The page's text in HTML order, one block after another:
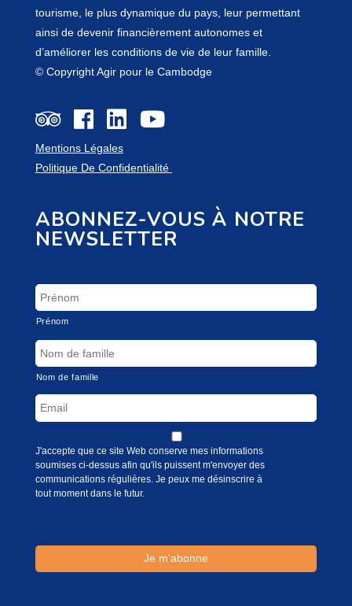
tourisme, le plus dynamique du pays, leur permettant
ainsi de devenir financièrement autonomes et
d’améliorer les conditions de vie de leur famille.
© Copyright Agir pour le Cambodge
Mentions Légales
Politique De Confidentialité
ABONNEZ-VOUS À NOTRE
NEWSLETTER
Prénom
Nom de famille
J'accepte que ce site Web conserve mes informations
soumises ci-dessus afin qu'ils puissent m'envoyer des
communications régulières. Je peux me désinscrire à
tout moment dans le futur.